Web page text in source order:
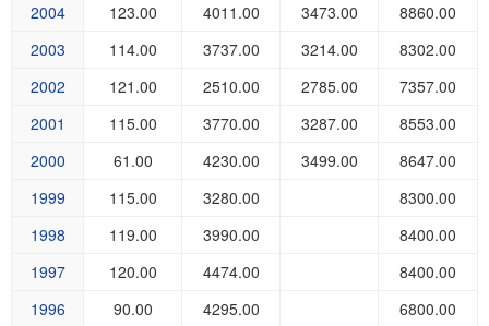
2004
123.00 4011.00 3473.00
8860.00
2003
114.00 3737.00 3214.00
8302.00
2002
121.00 2510.00 2785.00
7357.00
2001
115.00 3770.00 3287.00
8553.00
2000
61.00 4230.00 3499.00
8647.00
1999
115.00 3280.00
8300.00
1998
119.00 3990.00
8400.00
1997
120.00 4474.00
8400.00
1996
90.00 4295.00
6800.00